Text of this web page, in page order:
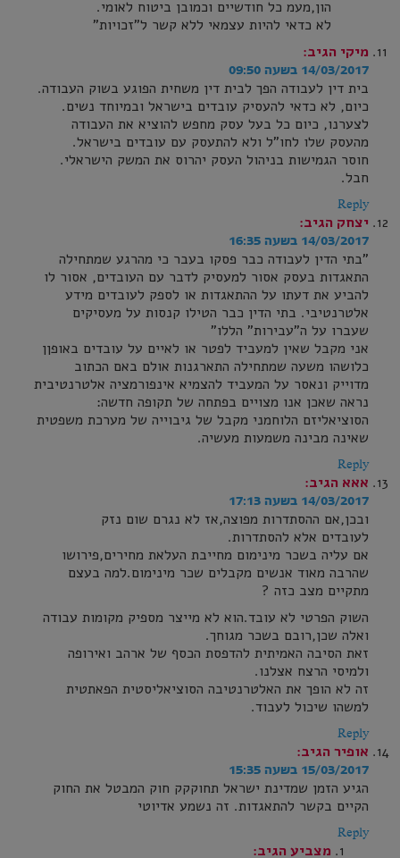
הון,מעמ כל חודשיים וכמובן ביטוח לאומי.
לא כדאי להיות עצמאי ללא קשר ל"זכויות"
מיקי הגיב:
14/03/2017 בשעה 09:50
בית דין לעבודה הפך לבית דין משחית הפוגע בשוק העבודה.
כיום, לא כדאי להעסיק עובדים בישראל ובמיוחד נשים.
לצערנו, כיום כל בעל עסק מחפש להוציא את העבודה
מהעסק שלו לחו"ל ולא להתעסק עם עובדים בישראל.
חוסר הגמישות בניהול העסק יהרוס את המשק הישראלי.
חבל.
Reply
יצחק הגיב:
14/03/2017 בשעה 16:35
"בתי הדין לעבודה כבר פסקו בעבר כי מהרגע שמתחילה
התאגדות בעסק אסור למעסיק לדבר עם העובדים, אסור לו
להביע את דעתו על ההתאגדות או לספק לעובדים מידע
אלטרנטיבי. בתי הדין כבר הטילו קנסות על מעסיקים
שעברו על ה"עבירות" הללו"
אני מקבל שאין למעביד לפטר או לאיים על עובדים באופןן
כלושהו משעה שמתחילה התארגנות אולם באם הכתוב
מדוייק ונאסר על המעביד להצמיא אינפורמציה אלטרנטיבית
נראה שאכן אנו מצויים בפתחה של תקופה חדשה:
הסוציאליזם הלוחמני מקבל של גיבוייה של מערכת משפטית
שאינה מבינה משמעות מעשיה.
Reply
אאא הגיב:
14/03/2017 בשעה 17:13
ובכן,אם ההסתדרות מפוצה,אז לא נגרם שום נזק
לעובדים אלא להסתדרות.
אם עליה בשכר מינימום מחייבת העלאת מחירים,פירושו
שהרבה מאוד אנשים מקבלים שכר מינימום.למה בעצם
מתקיים מצב כזה ?
השוק הפרטי לא עובד.הוא לא מייצר מספיק מקומות עבודה
ואלה שכן,רובם בשכר מגוחך.
זאת הסיבה האמיתית להדפסת הכסף של ארהב ואירופה
ולמיסי הרצח אצלנו.
זה לא הופך את האלטרנטיבה הסוציאליסטית הפאתטית
למשהו שיכול לעבוד.
Reply
אופיר הגיב:
15/03/2017 בשעה 15:35
הגיע הזמן שמדינת ישראל תחוקקק חוק המבטל את החוק
הקיים בקשר להתאגדות. זה נשמע אדיוטי
Reply
מצביע הגיב: